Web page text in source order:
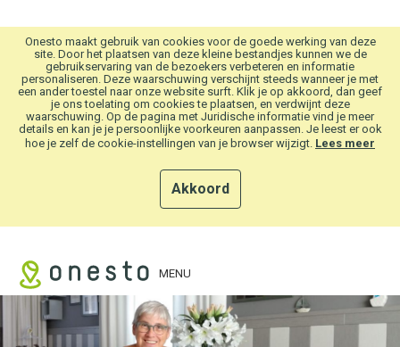
Onesto maakt gebruik van cookies voor de goede werking van deze
site. Door het plaatsen van deze kleine bestandjes kunnen we de
gebruikservaring van de bezoekers verbeteren en informatie
personaliseren. Deze waarschuwing verschijnt steeds wanneer je met
een ander toestel naar onze website surft. Klik je op akkoord, dan geef
je ons toelating om cookies te plaatsen, en verdwijnt deze
waarschuwing. Op de pagina met Juridische informatie vind je meer
details en kan je je persoonlijke voorkeuren aanpassen. Je leest er ook
hoe je zelf de cookie-instellingen van je browser wijzigt. Lees meer
Akkoord
MENU